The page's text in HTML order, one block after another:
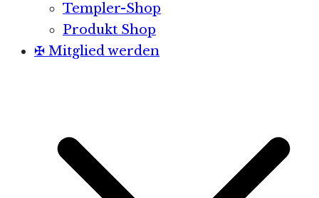
Templer-Shop
Produkt Shop
✠ Mitglied werden